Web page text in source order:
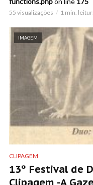
55 visualizações 1 min.
IMAGEM
CLIPAGEM
13º Festival de